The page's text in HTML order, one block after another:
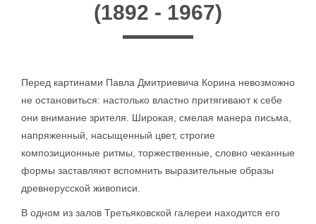
(1892 - 1967)
Перед картинами Павла Дмитриевича Корина невозможно
не остановиться: настолько властно притягивают к себе
они внимание зрителя. Широкая, смелая манера письма,
напряженный, насыщенный цвет, строгие
композиционные ритмы, торжественные, словно чеканные
формы заставляют вспомнить выразительные образы
древнерусской живописи.
В одном из залов Третьяковской галереи находится его